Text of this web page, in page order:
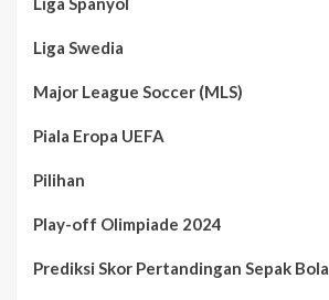
Liga Swedia
Major League Soccer (MLS)
Piala Eropa UEFA
Pilihan
Play-off Olimpiade 2024
Prediksi Skor Pertandingan Sepak Bola